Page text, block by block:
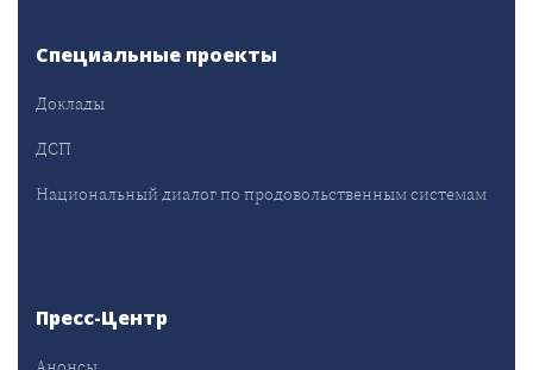
Специальные проекты
Доклады
ДСП
Национальный диалог по продовольственным системам
Пресс-Центр